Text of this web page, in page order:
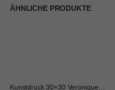
ÄHNLICHE PRODUKTE